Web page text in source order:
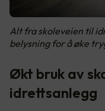
Alt fra skoleveien til
belysning for å øke
Økt bruk av
idrettsanlegg